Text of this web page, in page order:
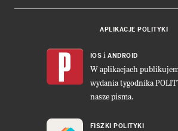
APLIKACJE POLITYKI
IOS i ANDROID
W aplikacjach
wydania tygodnika
nasze pisma.
FISZKI POLITYKI